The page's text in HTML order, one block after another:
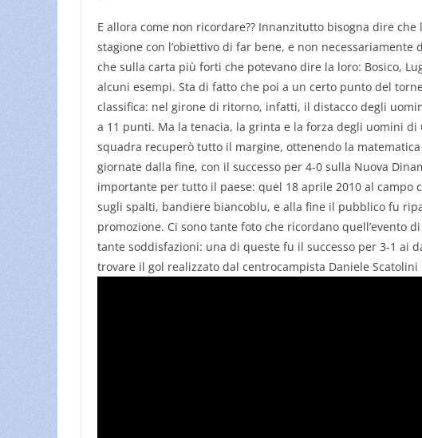
E allora come non ricordare?? Innanzitutto bisogna dire
stagione con l’obiettivo di far bene, e non necessariamente
che sulla carta più forti che potevano dire la loro: Bosico,
alcuni esempi. Sta di fatto che poi a un certo punto del
classifica: nel girone di ritorno, infatti, il distacco degli
a 11 punti. Ma la tenacia, la grinta e la forza degli uomini di
squadra recuperò tutto il margine, ottenendo la
giornate dalla fine, con il successo per 4-0 sulla Nuova
importante per tutto il paese: quel 18 aprile 2010 al campo
sugli spalti, bandiere biancoblu, e alla fine il pubblico fu
promozione. Ci sono tante foto che ricordano quell’evento
tante soddisfazioni: una di queste fu il successo per 3-1 ai
trovare il gol realizzato dal centrocampista Daniele Scatolini